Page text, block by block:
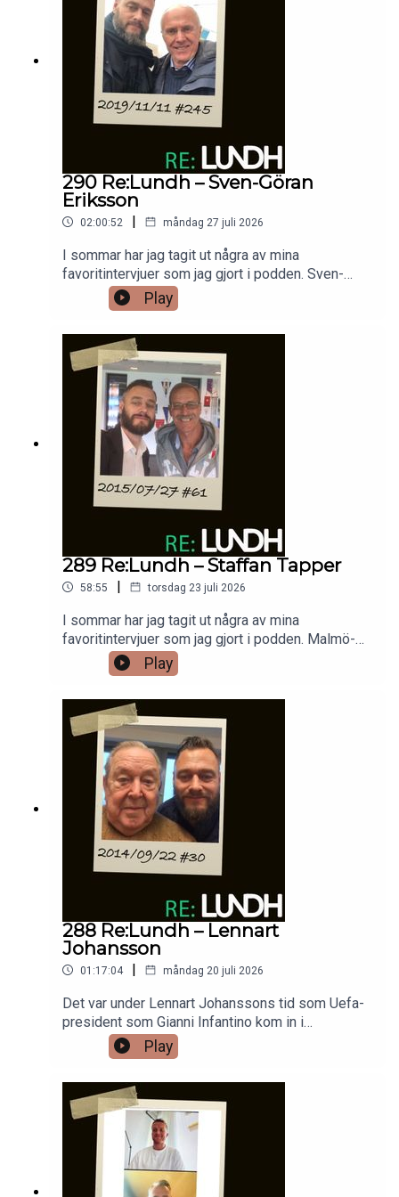
290 Re:Lundh – Sven-Göran
Eriksson
02:00:52 | måndag 27 juli 2026
I sommar har jag tagit ut några av mina
favoritintervjuer som jag gjort i podden. Sven-
Göran Eriksson som gick bort 2024 är utan tvekan
Sveriges främsta tränare. Honom träffade jag
och då var han generös när han berättade om sin
karriär.
Play
289 Re:Lundh – Staffan Tapper
58:55 | torsdag 23 juli 2026
I sommar har jag tagit ut några av mina
favoritintervjuer som jag gjort i podden. Malmö-
legendaren och tidigare landslagsspelaren
Staffan Tapper var intressant att intervjua
Play
288 Re:Lundh – Lennart
Johansson
01:17:04 | måndag 20 juli 2026
Det var under Lennart Johanssons tid som Uefa-
president som Gianni Infantino kom in i
fotbollspolitiken på allvar och den nuvarande Fifa-
presidenten har tackat för förtroendet svensken
omedelbart gav honom. Sedan kan man undra vad
Lennart Johansson tyckt om fredspris, galet höga
biljettpriser och dribbel med demokratin. Inte utan
att man kan fundera på vad som skett med
fotbollen om Lennart Johansson trots allt vunnit
Fifas presidentval 1998 i stället för Sepp Blatter.
Svensken som gick bort sommaren 2019
Play